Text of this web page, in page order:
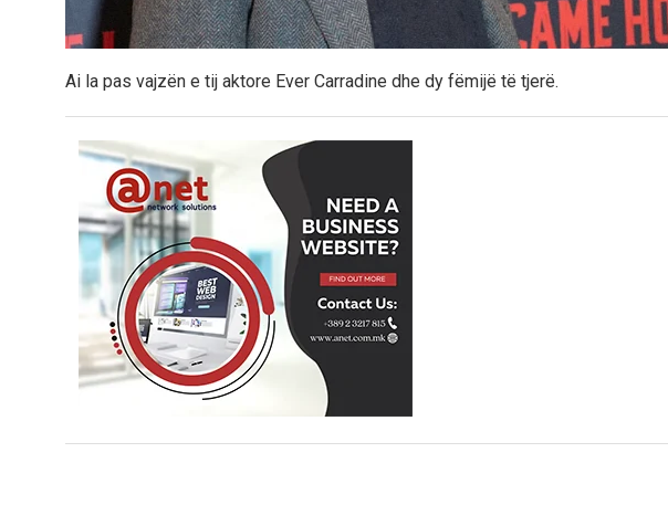
Ai la pas vajzën e tij aktore Ever Carradine dhe dy fëmijë të tjerë.